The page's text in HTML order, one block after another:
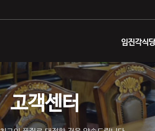
임진각식
고객센터